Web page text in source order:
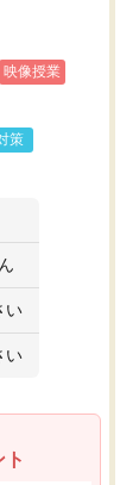
映像授業
策
い
い